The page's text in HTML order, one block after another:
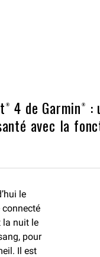
4 de Garmin®
avec la
le
la nuit le
pour
Il est